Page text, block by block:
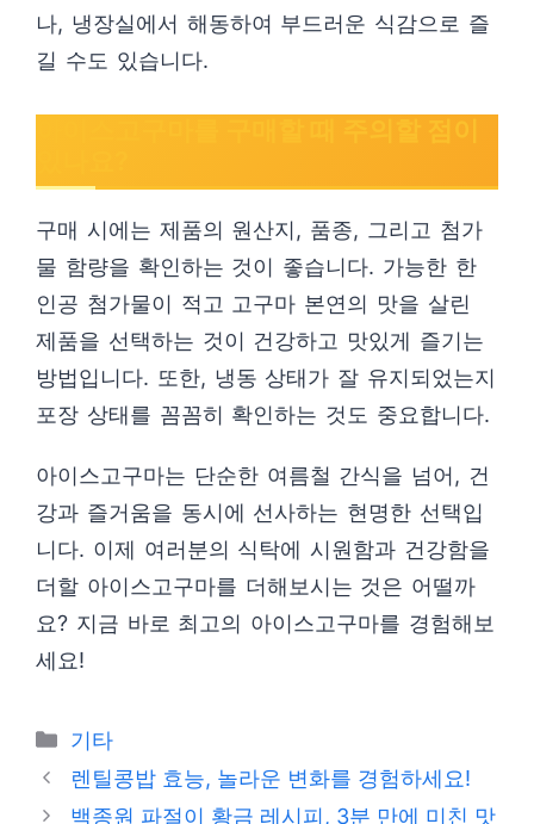
나, 냉장실에서 해동하여 부드러운 식감으로 즐
길 수도 있습니다.
구매 시에는 제품의 원산지, 품종, 그리고 첨가
물 함량을 확인하는 것이 좋습니다. 가능한 한
인공 첨가물이 적고 고구마 본연의 맛을 살린
제품을 선택하는 것이 건강하고 맛있게 즐기는
방법입니다. 또한, 냉동 상태가 잘 유지되었는지
포장 상태를 꼼꼼히 확인하는 것도 중요합니다.
아이스고구마는 단순한 여름철 간식을 넘어, 건
강과 즐거움을 동시에 선사하는 현명한 선택입
니다. 이제 여러분의 식탁에 시원함과 건강함을
더할 아이스고구마를 더해보시는 것은 어떨까
요? 지금 바로 최고의 아이스고구마를 경험해보
세요!
Categories
기타
렌틸콩밥 효능, 놀라운 변화를 경험하세요!
백종원 파절이 황금 레시피, 3분 만에 미친 맛